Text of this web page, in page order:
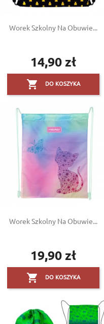
Worek Szkolny Na Obuwie...
Cena
14,90 zł
 DO KOSZYKA
Worek Szkolny Na Obuwie...
Cena
19,90 zł
 DO KOSZYKA